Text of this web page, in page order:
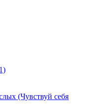
(Чувствуй себя